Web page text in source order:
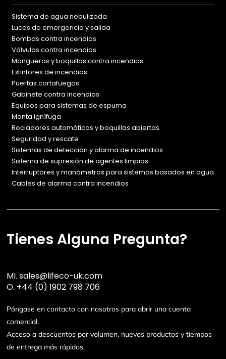
Sistema de agua nebulizada
Luces de emergencia y salida
Bombas contra incendios
Válvulas contra incendios
Mangueras y boquillas contra incendios
Extintores de incendios
Puertas cortafuegos
Gabinete contra incendios
Equipos para sistemas de espuma
Manta ignífuga
Rociadores automáticos y boquillas abiertas
Seguridad y rescate
Sistemas de detección y alarma de incendios
Sistema de supresión de agentes limpios
Interruptores y manómetros para sistemas basados en agua
Cables de alarma contra incendios
Tienes Alguna Pregunta?
MI.sales@lifeco-uk.com
O. +44 (0) 1902 798 706
Póngase en contacto con nosotros para abrir una cuenta
comercial.
Acceso a descuentos por volumen, nuevos productos y tiempos
de entrega más rápidos.